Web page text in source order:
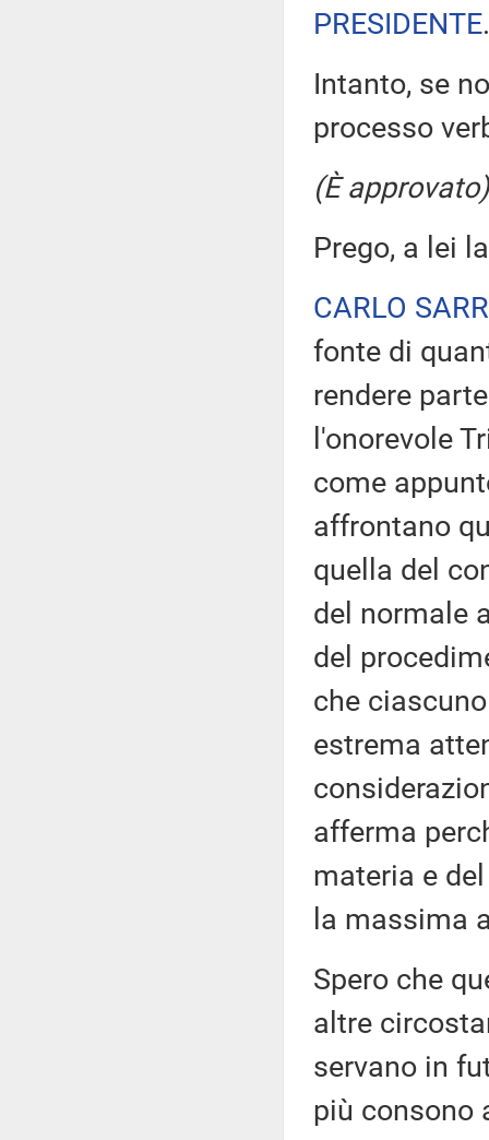
PRESIDENTE
Intanto, se
processo
(È approvato)
Prego, a lei
CARLO
fonte di
rendere
l'onorevole
come
affrontano
quella del
del normale
del
che
estrema
afferma
materia e
la massima
Spero che
altre
servano in
più consono